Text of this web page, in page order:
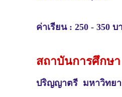
ค่าเรียน : 250 - 350
สถาบันการศึกษา
ปริญญาตรี มหาวิทย